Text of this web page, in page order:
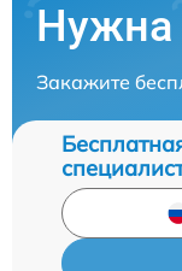
Нужна
Закажите